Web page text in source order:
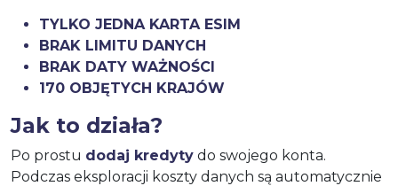
TYLKO JEDNA KARTA ESIM
BRAK LIMITU DANYCH
BRAK DATY WAŻNOŚCI
170 OBJĘTYCH KRAJÓW
Jak to działa?
Po prostu dodaj kredyty do swojego konta.
Podczas eksploracji koszty danych są automatycznie